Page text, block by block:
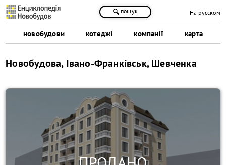
новобудови котеджі компанії карта
пошук На русском
Новобудова, Івано-Франківськ, Шевченка